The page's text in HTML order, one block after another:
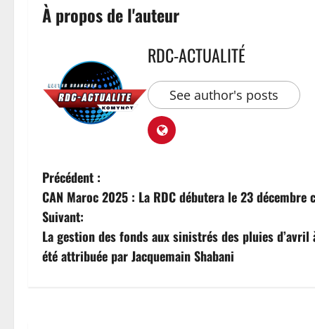
À propos de l'auteur
RDC-ACTUALITÉ
See author's posts
Précédent :
CAN Maroc 2025 : La RDC débutera le 23
Suivant:
La gestion des fonds aux sinistrés des pluies
été attribuée par Jacquemain Shabani